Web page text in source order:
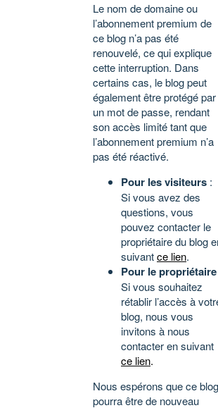
Le nom de domaine ou
l’abonnement premium de
ce blog n’a pas été
renouvelé, ce qui explique
cette interruption. Dans
certains cas, le blog peut
également être protégé par
un mot de passe, rendant
son accès limité tant que
l’abonnement premium n’a
pas été réactivé.
Pour les visiteurs :
Si vous avez des
questions, vous
pouvez contacter le
propriétaire du blog
suivantce lien.
Pour le propriétaire
Si vous souhaitez
rétablir l’accès à
blog, nous vous
invitons à nous
contacter en suivant
ce lien.
Nous espérons que ce blog
pourra être de nouveau